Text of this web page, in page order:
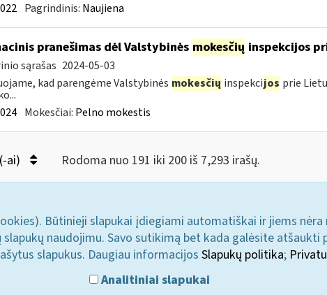
Pagrindinis: Naujiena
pranešimas dėl Valstybinės mokesčių inspekcijos
sąrašas 2024-05-03
kad parengėme Valstybinės mokesčių inspekcijos prie
Mokesčiai: Pelno mokestis
ai) Rodoma nuo 191 iki 200 iš 7,293 irašų.
Būtinieji slapukai įdiegiami automatiškai ir jiems nėra
naudojimu. Savo sutikimą bet kada galėsite atšaukti
slapukus. Daugiau informacijos Slapukų politika;
Analitiniai slapukai